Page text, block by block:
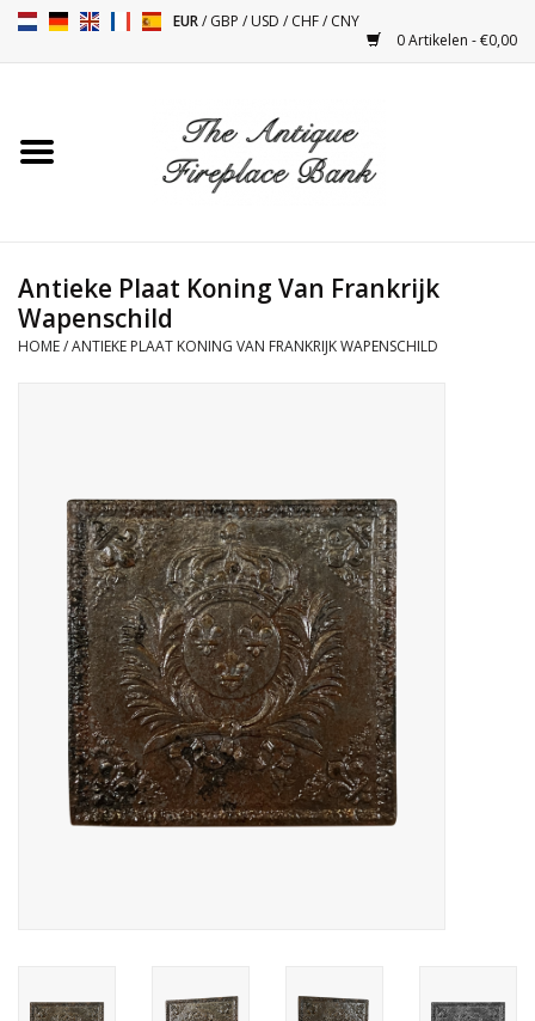
EUR/GBP /USD /CHF/CNY
0 Artikelen - €0,00
Toebehoren
Kacheltjes
Objecten
Decoratieve Outdoor
Objecten
Vloeren - Steen, Terra Cotta
& Marmer
Antieke Plaat Koning Van Frankrijk
Wapenschild
HOME/ANTIEKE PLAAT KONING VAN FRANKRIJK WAPENSCHILD